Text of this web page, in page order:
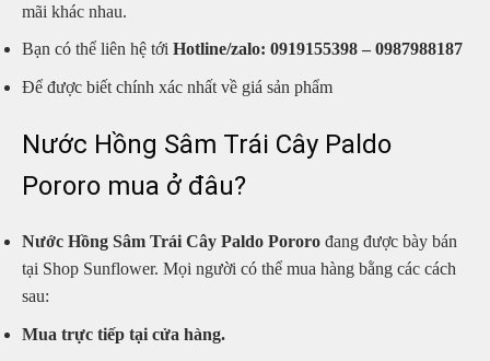
mãi khác nhau.
Bạn có thể liên hệ tới Hotline/zalo: 0919155398 – 0987988187
Để được biết chính xác nhất về giá sản phẩm
Nước Hồng Sâm Trái Cây Paldo
Pororo mua ở đâu?
Nước Hồng Sâm Trái Cây Paldo Pororo đang được bày bán
tại Shop Sunflower. Mọi người có thể mua hàng bằng các cách
sau:
Mua trực tiếp tại cửa hàng.